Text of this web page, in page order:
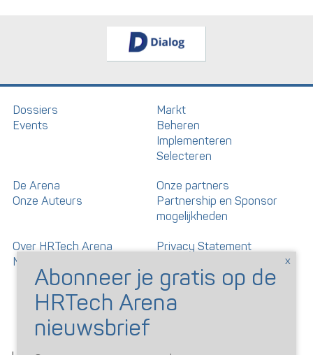
Dossiers
Events
Markt
Beheren
Implementeren
Selecteren
De Arena
Onze Auteurs
Onze partners
Partnership en Sponsor
mogelijkheden
Over HRTech Arena
Nieuwsbrief
Privacy Statement
Gedragscode artikelen en
reacties